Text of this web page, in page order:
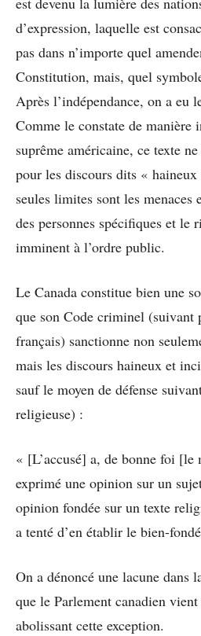
d’expression, laquelle est
pas dans n’importe quel
Constitution, mais, quel
Après l’indépendance, on a eu
Comme le constate de manière
suprême américaine, ce texte
pour les discours dits « haineux
seules limites sont les
des personnes spécifiques et le
imminent à l’ordre public.
Le Canada constitue bien une
que son Code criminel (suivant
français) sanctionne non
mais les discours haineux et
sauf le moyen de défense
religieuse) :
« [L’accusé] a, de bonne foi
exprimé une opinion sur un
opinion fondée sur un texte
a tenté d’en établir le bien-
On a dénoncé une lacune dans
que le Parlement canadien
abolissant cette exception.